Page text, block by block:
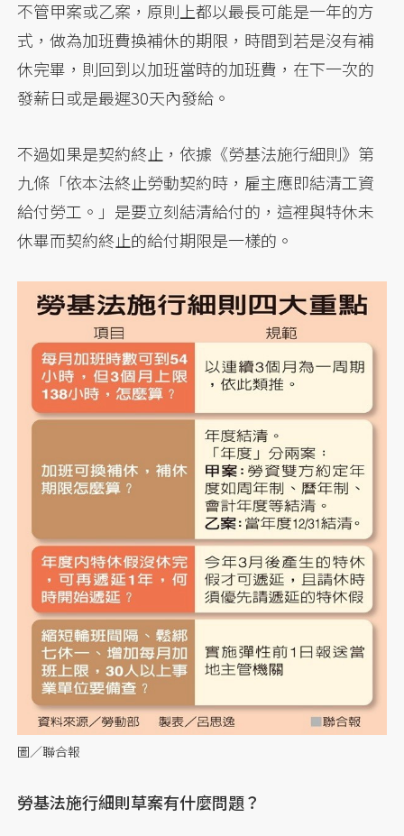
不管甲案或乙案，原則上都以最長可能是一年的方
式，做為加班費換補休的期限，時間到若是沒有補
休完畢，則回到以加班當時的加班費，在下一次的
發薪日或是最遲30天內發給。
不過如果是契約終止，依據《勞基法施行細則》第
九條「依本法終止勞動契約時，雇主應即結清工資
給付勞工。」是要立刻結清給付的，這裡與特休未
休畢而契約終止的給付期限是一樣的。
圖／聯合報
勞基法施行細則草案有什麼問題？